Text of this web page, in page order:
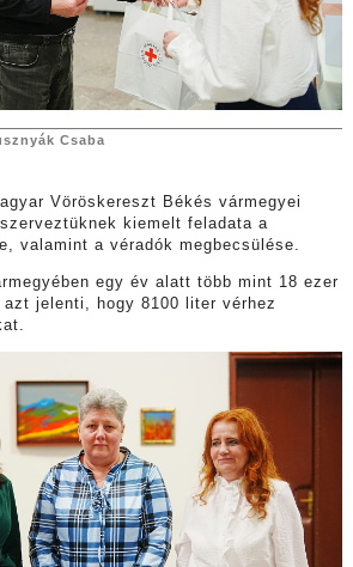
Csaba
Vöröskereszt Békés vármegyei
kiemelt feladata a
valamint a véradók megbecsülése.
egy év alatt több mint 18 ezer
jelenti, hogy 8100 liter vérhez